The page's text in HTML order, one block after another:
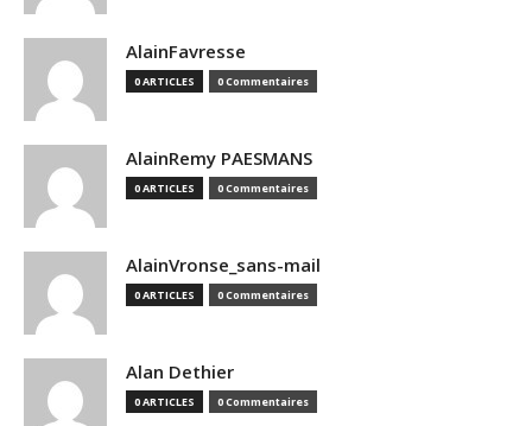
AlainFavresse
0 ARTICLES 0 Commentaires
AlainRemy PAESMANS
0 ARTICLES 0 Commentaires
AlainVronse_sans-mail
0 ARTICLES 0 Commentaires
Alan Dethier
0 ARTICLES 0 Commentaires